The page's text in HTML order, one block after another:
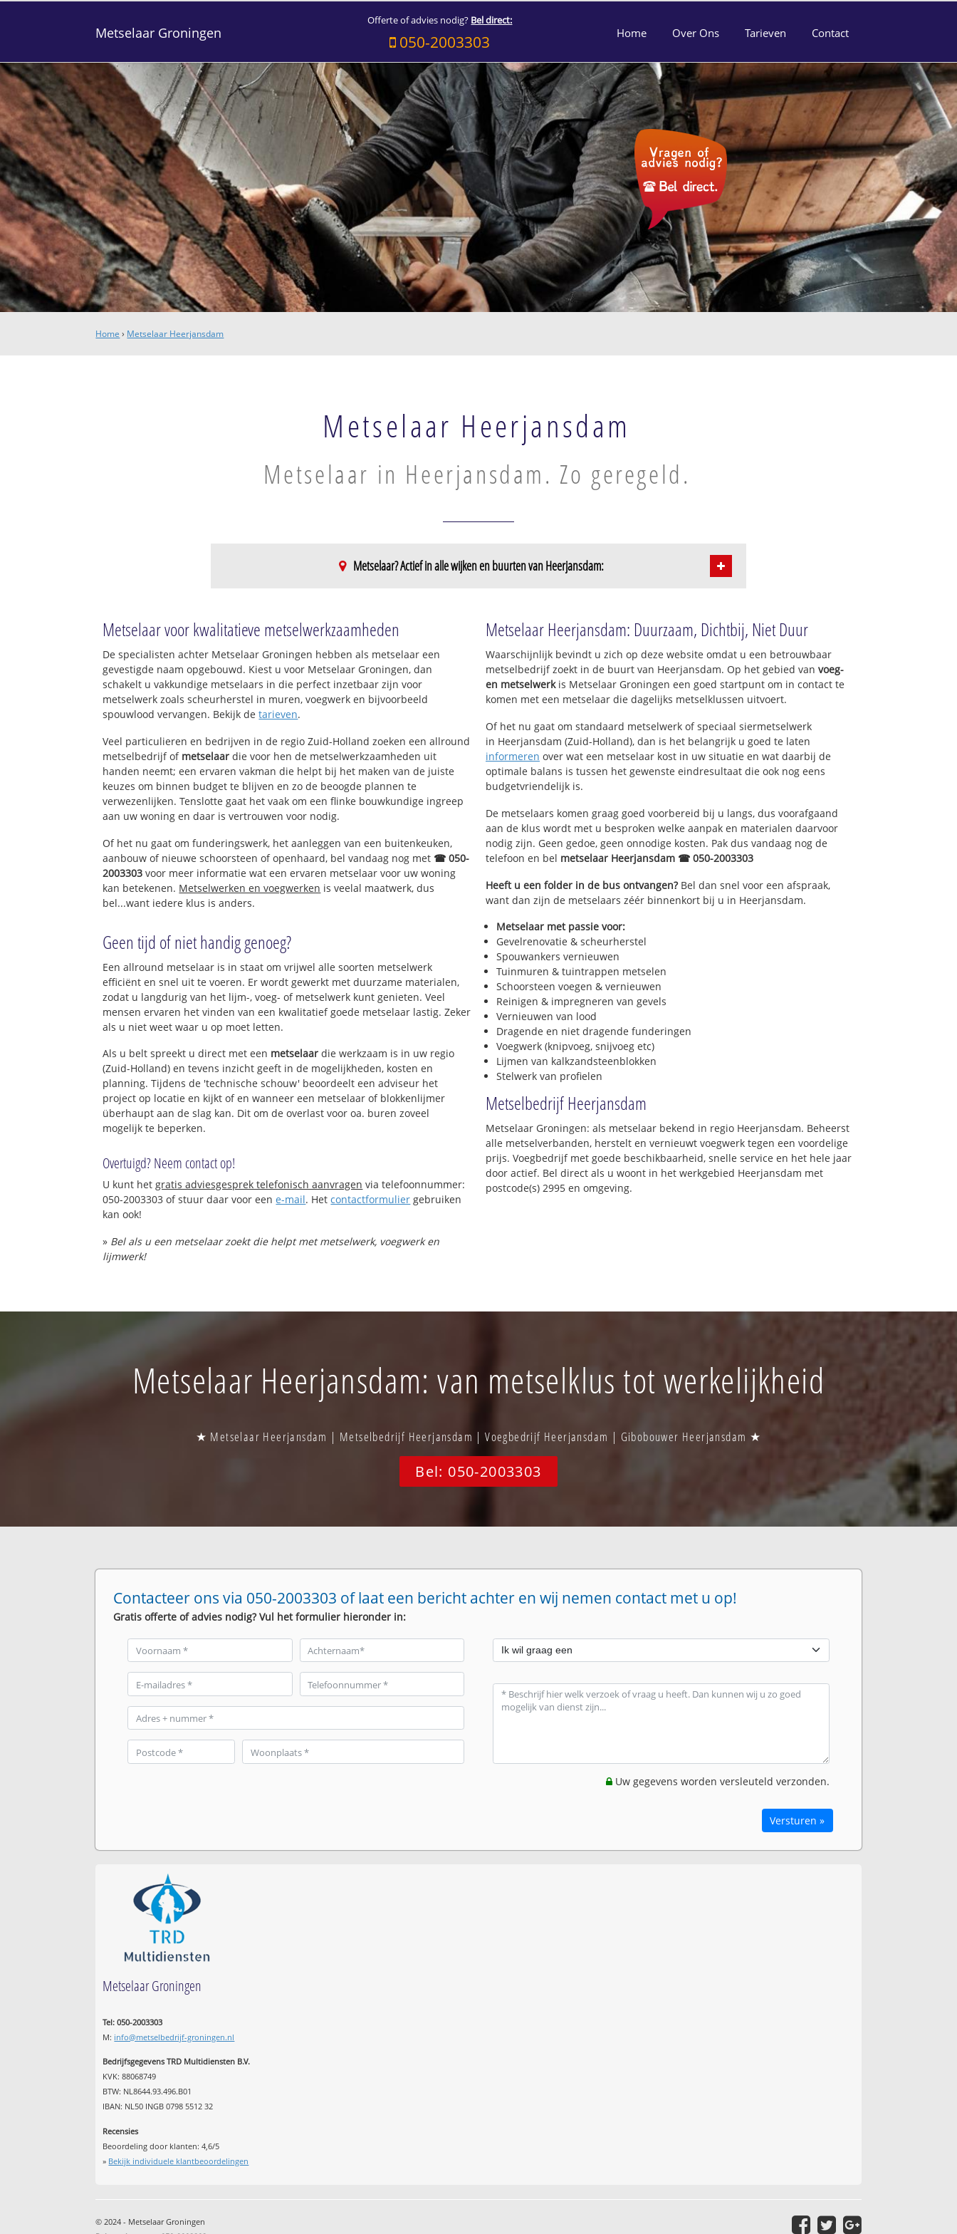
Metselaar Groningen
Offerte of advies nodig? Bel direct:
050-2003303 Home Over Ons Tarieven Contact
Home › Metselaar Heerjansdam
Metselaar Heerjansdam
Metselaar in Heerjansdam. Zo geregeld.
Metselaar? Actief in alle wijken en buurten van Heerjansdam:
Dorp-Noordoost
Dorp-Zuidoost
Dorp-Zuid
Bedrijventerrein Gors-Noord
Sportcomplex De Molenwei
Polder Heerjansdam
Kleine Lindt Polder
Hooge Nespolder
Bedrijventerrein Gors-Zuid"
Metselaar voor kwalitatieve metselwerkzaamheden
De specialisten achter Metselaar Groningen hebben als metselaar een
gevestigde naam opgebouwd. Kiest u voor Metselaar Groningen, dan
schakelt u vakkundige metselaars in die perfect inzetbaar zijn voor
metselwerk zoals scheurherstel in muren, voegwerk en bijvoorbeeld
spouwlood vervangen. Bekijk detarieven.
Veel particulieren en bedrijven in de regio Zuid-Holland zoeken een allround
metselbedrijf of metselaar die voor hen de metselwerkzaamheden uit
handen neemt; een ervaren vakman die helpt bij het maken van de juiste
keuzes om binnen budget te blijven en zo de beoogde plannen te
verwezenlijken. Tenslotte gaat het vaak om een flinke bouwkundige ingreep
aan uw woning en daar is vertrouwen voor nodig.
Of het nu gaat om funderingswerk, het aanleggen van een buitenkeuken,
aanbouw of nieuwe schoorsteen of openhaard, bel vandaag nog met ☎ 050-
2003303 voor meer informatie wat een ervaren metselaar voor uw woning
kan betekenen. Metselwerken en voegwerken is veelal maatwerk, dus
bel...want iedere klus is anders.
Geen tijd of niet handig genoeg?
Een allround metselaar is in staat om vrijwel alle soorten metselwerk
efficiënt en snel uit te voeren. Er wordt gewerkt met duurzame materialen,
zodat u langdurig van het lijm-, voeg- of metselwerk kunt genieten. Veel
mensen ervaren het vinden van een kwalitatief goede metselaar lastig. Zeker
als u niet weet waar u op moet letten.
Als u belt spreekt u direct met een metselaar die werkzaam is in uw regio
(Zuid-Holland) en tevens inzicht geeft in de mogelijkheden, kosten en
planning. Tijdens de 'technische schouw' beoordeelt een adviseur het
project op locatie en kijkt of en wanneer een metselaar of blokkenlijmer
überhaupt aan de slag kan. Dit om de overlast voor oa. buren zoveel
mogelijk te beperken.
Overtuigd? Neem contact op!
U kunt hetgratis adviesgesprek telefonisch aanvragen via telefoonnummer:
050-2003303 of stuur daar voor eene-mail. Hetcontactformulier gebruiken
kan ook!
» Bel als u een metselaar zoekt die helpt met metselwerk, voegwerk en
lijmwerk!
Metselaar Heerjansdam: Duurzaam, Dichtbij, Niet Duur
Waarschijnlijk bevindt u zich op deze website omdat u een betrouwbaar
metselbedrijf zoekt in de buurt van Heerjansdam. Op het gebied van voeg-
en metselwerkis Metselaar Groningen een goed startpunt om in contact te
komen met een metselaar die dagelijks metselklussen uitvoert.
Of het nu gaat om standaard metselwerk of speciaal siermetselwerk
in Heerjansdam (Zuid-Holland), dan is het belangrijk u goed te laten
informeren over wat een metselaar kost in uw situatie en wat daarbij de
optimale balans is tussen het gewenste eindresultaat die ook nog eens
budgetvriendelijk is.
De metselaars komen graag goed voorbereid bij u langs, dus voorafgaand
aan de klus wordt met u besproken welke aanpak en materialen daarvoor
nodig zijn. Geen gedoe, geen onnodige kosten. Pak dus vandaag nog de
telefoon en bel metselaar Heerjansdam ☎ 050-2003303
Heeft u een folder in de bus ontvangen?Bel dan snel voor een afspraak,
want dan zijn de metselaars zéér binnenkort bij u in Heerjansdam.
Metselaar met passie voor:
Gevelrenovatie & scheurherstel
Spouwankers vernieuwen
Tuinmuren & tuintrappen metselen
Schoorsteen voegen & vernieuwen
Reinigen & impregneren van gevels
Vernieuwen van lood
Dragende en niet dragende funderingen
Voegwerk (knipvoeg, snijvoeg etc)
Lijmen van kalkzandsteenblokken
Stelwerk van profielen
Metselbedrijf Heerjansdam
Metselaar Groningen: als metselaar bekend in regio Heerjansdam. Beheerst
alle metselverbanden, herstelt en vernieuwt voegwerk tegen een voordelige
prijs. Voegbedrijf met goede beschikbaarheid, snelle service en het hele jaar
door actief. Bel direct als u woont in het werkgebied Heerjansdam met
postcode(s) 2995 en omgeving.
Metselaar Heerjansdam: van metselklus tot werkelijkheid
★ Metselaar Heerjansdam | Metselbedrijf Heerjansdam | Voegbedrijf Heerjansdam | Gibobouwer Heerjansdam ★
Bel: 050-2003303
Contacteer ons via 050-2003303 of laat een bericht achter en wij nemen contact met u op!
Gratis offerte of advies nodig? Vul het formulier hieronder in:
Uw gegevens worden versleuteld verzonden.
Versturen »
Metselaar Groningen
Tel: 050-2003303
M: info@metselbedrijf-groningen.nl
Bedrijfsgegevens TRD Multidiensten B.V.
KVK: 88068749
BTW: NL8644.93.496.B01
IBAN: NL50 INGB 0798 5512 32
Recensies
Beoordeling door klanten:4,6/5
» Bekijk individuele klantbeoordelingen
© 2024 - Metselaar Groningen